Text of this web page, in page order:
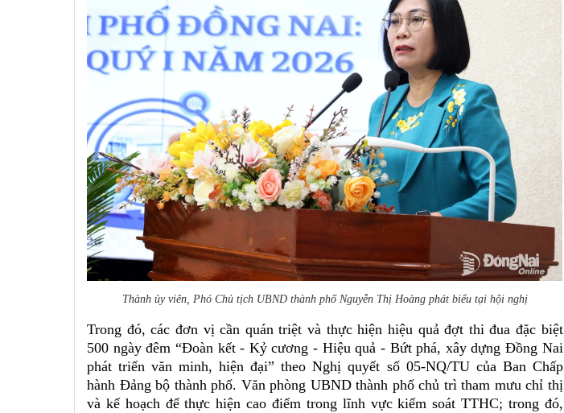
Thành ủy viên, Phó Chủ tịch UBND thành phố Nguyễn Thị Hoàng phát biểu tại hội nghị
Trong đó, các đơn vị cần quán triệt và thực hiện hiệu quả đợt thi đua đặc biệt
500 ngày đêm “Đoàn kết - Kỷ cương - Hiệu quả - Bứt phá, xây dựng Đồng Nai
phát triển văn minh, hiện đại” theo Nghị quyết số 05-NQ/TU của Ban Chấp
hành Đảng bộ thành phố. Văn phòng UBND thành phố chủ trì tham mưu chỉ thị
và kế hoạch để thực hiện cao điểm trong lĩnh vực kiểm soát TTHC; trong đó,